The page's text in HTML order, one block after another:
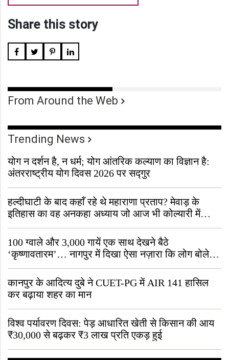
Share this story
From Around the Web
Trending News
योग न दर्शन है, न धर्म; योग आंतरिक कल्याण का विज्ञान है:
अंतरराष्ट्रीय योग दिवस 2026 पर सद्गुर
हल्दीघाटी के बाद कहाँ रहे थे महाराणा प्रताप? मेवाड़ के
इतिहास का वह अनकहा अध्याय जो आज भी कोल्यारी में
जीवित है
100 ग्वाले और 3,000 गायें एक साथ देखने बैठे
‘कृष्णावतारम’… नागपुर में दिखा ऐसा नज़ारा कि लोग बोले,
“ऐसा तो सिर्फ़ कृष्ण ही कर सकते हैं”
कानपुर के आदित्य दुबे ने CUET-PG में AIR 141 हासिल
कर बढ़ाया शहर का मान
विश्व पर्यावरण दिवस: पेड़ आधारित खेती से किसान की आय
₹30,000 से बढ़कर ₹3 लाख प्रति एकड़ हुई